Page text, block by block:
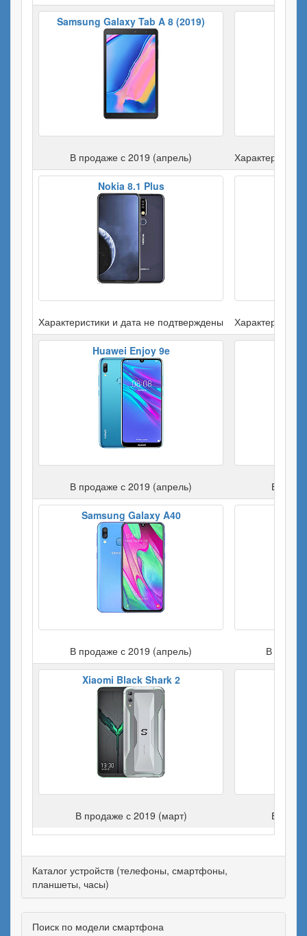
Samsung Galaxy Tab A 8 (2019)
В продаже с 2019 (апрель)
Nokia 8.1 Plus
Характеристики и дата не подтверждены
Huawei Enjoy 9e
В продаже с 2019 (апрель) В
Samsung Galaxy A40
В продаже с 2019 (апрель) В
Xiaomi Black Shark 2
В продаже с 2019 (март) В
Каталог устройств (телефоны, смартфоны,
планшеты, часы)
Поиск по модели смартфона